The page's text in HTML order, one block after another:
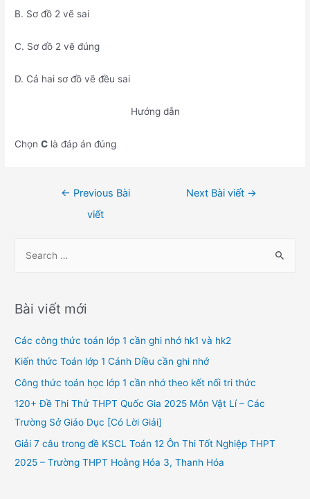
B. Sơ đồ 2 vẽ sai
C. Sơ đồ 2 vẽ đúng
D. Cả hai sơ đồ vẽ đều sai
Hướng dẫn
ChọnC là đáp án đúng
← Previous Bài
viết
Next Bài viết →
r
h
f
o
Bài viết mới
Các công thức toán lớp 1 cần ghi nhớ hk1 và hk2
Kiến thức Toán lớp 1 Cánh Diều cần ghi nhớ
Công thức toán học lớp 1 cần nhớ theo kết nối tri thức
120+ Đề Thi Thử THPT Quốc Gia 2025 Môn Vật Lí – Các
Trường Sở Giáo Dục [Có Lời Giải]
Giải 7 câu trong đề KSCL Toán 12 Ôn Thi Tốt Nghiệp THPT
2025 – Trường THPT Hoằng Hóa 3, Thanh Hóa